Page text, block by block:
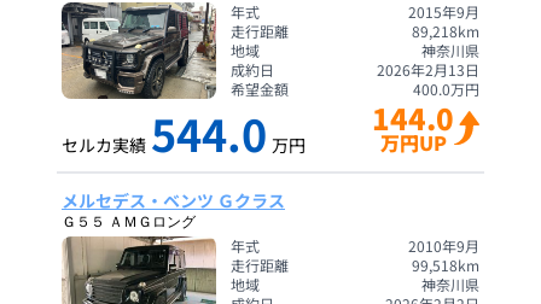
年式
2015年9月
走行距離
89,218km
地域
神奈川県
成約日
2026年2月13日
希望金額
400.0万円
セルカ実績 544.0 万円
144.0
万円UP
メルセデス・ベンツ Ｇクラス
Ｇ５５ ＡＭＧロング
年式
2010年9月
走行距離
99,518km
地域
神奈川県